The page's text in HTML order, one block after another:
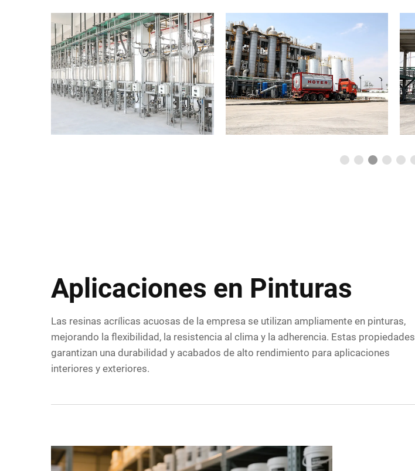
Aplicaciones en Pinturas
Las resinas acrílicas acuosas de la empresa se utilizan ampliamente en pinturas,
mejorando la flexibilidad, la resistencia al clima y la adherencia. Estas propiedades
garantizan una durabilidad y acabados de alto rendimiento para aplicaciones
interiores y exteriores.